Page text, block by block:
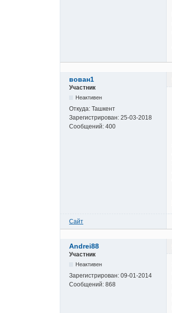
вован1
Участник
Неактивен
Откуда: Ташкент
Зарегистрирован: 25-03-2018
Сообщений: 400
Сайт
Andrei88
Участник
Неактивен
Зарегистрирован: 09-01-2014
Сообщений: 868